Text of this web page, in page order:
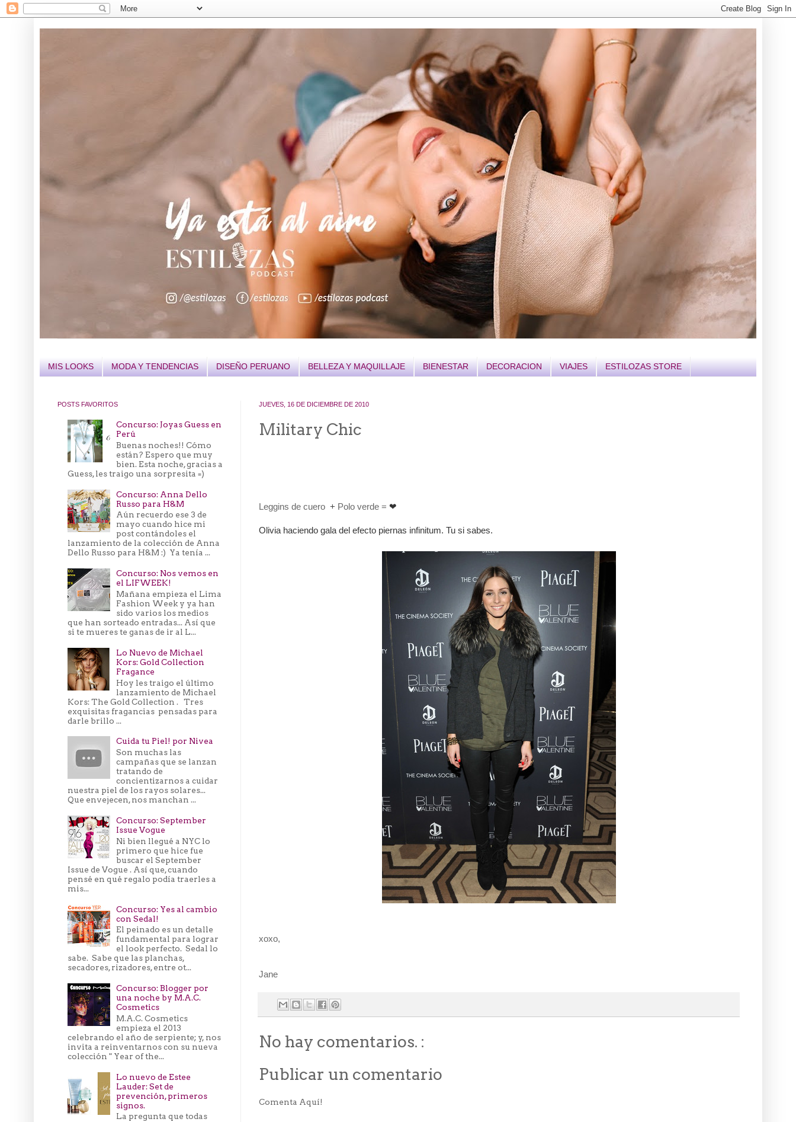
MIS LOOKS MODA Y TENDENCIAS DISEÑO PERUANO BELLEZA Y MAQUILLAJE BIENESTAR DECORACION VIAJES ESTILOZAS STORE
JUEVES, 16 DE DICIEMBRE DE 2010
Military Chic
Leggins de cuero + Polo verde = ❤
Olivia haciendo gala del efecto piernas infinitum. Tu si sabes.
xoxo,
Jane
No hay comentarios. :
Publicar un comentario
Comenta Aquí!
POSTS FAVORITOS
Concurso: Joyas Guess en
Perú
Buenas noches!! Cómo
están? Espero que muy
bien. Esta noche, gracias a
Guess, les traigo una sorpresita =)
Concurso: Anna Dello
Russo para H&M
Aún recuerdo ese 3 de
mayo cuando hice mi
post contándoles el
lanzamiento de la colección de Anna
Dello Russo para H&M :) Ya tenía ...
Concurso: Nos vemos en
el LIFWEEK!
Mañana empieza el Lima
Fashion Week y ya han
sido varios los medios
que han sorteado entradas... Así que
si te mueres te ganas de ir al L...
Lo Nuevo de Michael
Kors: Gold Collection
Fragance
Hoy les traigo el último
lanzamiento de Michael
Kors: The Gold Collection . Tres
exquisitas fragancias pensadas para
darle brillo ...
Cuida tu Piel! por Nivea
Son muchas las
campañas que se lanzan
tratando de
concientizarnos a cuidar
nuestra piel de los rayos solares...
Que envejecen, nos manchan ...
Concurso: September
Issue Vogue
Ni bien llegué a NYC lo
primero que hice fue
buscar el September
Issue de Vogue . Así que, cuando
pensé en qué regalo podía traerles a
mis...
Concurso: Yes al cambio
con Sedal!
El peinado es un detalle
fundamental para lograr
el look perfecto. Sedal lo
sabe. Sabe que las planchas,
secadores, rizadores, entre ot...
Concurso: Blogger por
una noche by M.A.C.
Cosmetics
M.A.C. Cosmetics
empieza el 2013
celebrando el año de serpiente; y, nos
invita a reinventarnos con su nueva
colección " Year of the...
Lo nuevo de Estee
Lauder: Set de
prevención, primeros
signos.
La pregunta que todas